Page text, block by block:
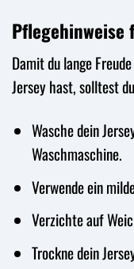
Pflegehinweise
Damit du lange
Jersey hast, solltest
Wasche dein
Waschmaschine.
Verwende ein
Verzichte auf
Trockne dein